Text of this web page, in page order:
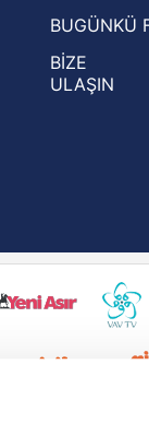
BUGÜNKÜ
BİZE
ULAŞIN